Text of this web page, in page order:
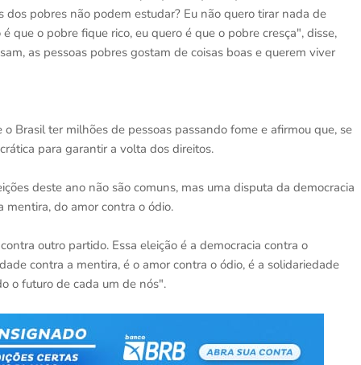
pobres não podem estudar? Eu não quero tirar nada de
que o pobre fique rico, eu quero é que o pobre cresça", disse,
as pessoas pobres gostam de coisas boas e querem viver
Brasil ter milhões de pessoas passando fome e afirmou que, se
para garantir a volta dos direitos.
deste ano não são comuns, mas uma disputa da democracia
mentira, do amor contra o ódio.
outro partido. Essa eleição é a democracia contra o
contra a mentira, é o amor contra o ódio, é a solidariedade
o futuro de cada um de nós".